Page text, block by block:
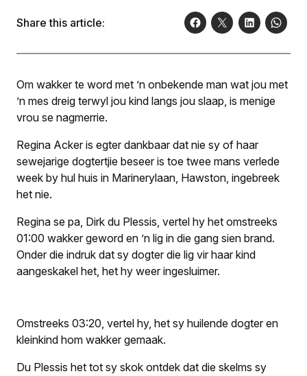
Share this article:
Om wakker te word met ’n onbekende man wat jou met
’n mes dreig terwyl jou kind langs jou slaap, is menige
vrou se nagmerrie.
Regina Acker is egter dankbaar dat nie sy of haar
sewejarige dogtertjie beseer is toe twee mans verlede
week by hul huis in Marinerylaan, Hawston, ingebreek
het nie.
Regina se pa, Dirk du Plessis, vertel hy het omstreeks
01:00 wakker geword en ’n lig in die gang sien brand.
Onder die indruk dat sy dogter die lig vir haar kind
aangeskakel het, het hy weer ingesluimer.
Omstreeks 03:20, vertel hy, het sy huilende dogter en
kleinkind hom wakker gemaak.
Du Plessis het tot sy skok ontdek dat die skelms sy